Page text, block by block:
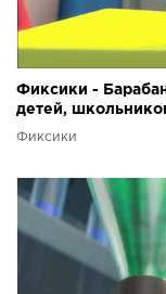
Фиксики -
детей,
Фиксики